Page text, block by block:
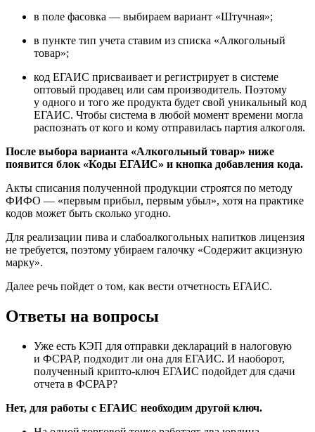
в поле фасовка — выбираем вариант «Штучная»;
в пункте тип учета ставим из списка «Алкогольный
товар»;
код ЕГАИС присваивает и регистрирует в системе
оптовый продавец или сам производитель. Поэтому
у одного и того же продукта будет свой уникальный код
ЕГАИС. Чтобы система в любой момент времени могла
распознать от кого и кому отправилась партия алкоголя.
После выбора варианта «Алкогольный товар» ниже
появится блок «Коды ЕГАИС» и кнопка добавления кода.
Акты списания полученной продукции строятся по методу
ФИФО — «первым прибыл, первым убыл», хотя на практике
кодов может быть сколько угодно.
Для реализации пива и слабоалкогольных напитков лицензия
не требуется, поэтому убираем галочку «Содержит акцизную
марку».
Далее речь пойдет о том, как вести отчетность ЕГАИС.
Ответы на вопросы
Уже есть КЭП для отправки деклараций в налоговую
и ФСРАР, подходит ли она для ЕГАИС. И наоборот,
полученный крипто-ключ ЕГАИС подойдет для сдачи
отчета в ФСРАР?
Нет, для работы с ЕГАИС необходим другой ключ.